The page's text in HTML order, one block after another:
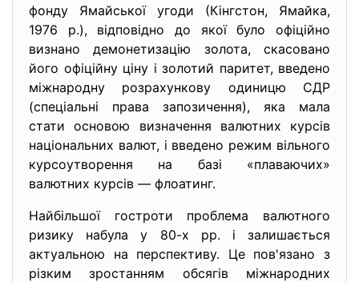
фонду Ямайської угоди (Кінгстон, Ямайка,
1976 р.), відповідно до якої було офіційно
визнано демонетизацію золота, скасовано
його офіційну ціну і золотий паритет, введено
міжнародну розрахункову одиницю СДР
(спеціальні права запозичення), яка мала
стати основою визначення валютних курсів
національних валют, і введено режим вільного
курсоутворення на базі «плаваючих»
валютних курсів — флоатинг.
Найбільшої гостроти проблема валютного
ризику набула у 80-х рр. і залишається
актуальною на перспективу. Це пов'язано з
різким зростанням обсягів міжнародних